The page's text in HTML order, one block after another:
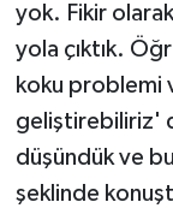
yok. Fikir
yola çıktık.
koku problemi
geliştirebiliriz'
düşündük ve
şeklinde